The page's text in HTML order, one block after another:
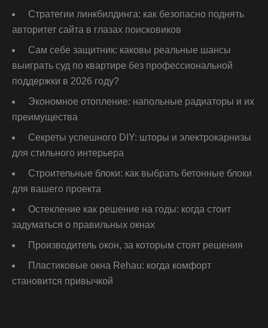
Стратегии линкбилдинга: как безопасно поднять
авторитет сайта в глазах поисковиков
Сам себе защитник: каковы реальные шансы
выиграть суд по квартире без профессиональной
поддержки в 2026 году?
Экономное отопление: напольные радиаторы и их
преимущества
Секреты успешного DIY: шторы и электрокарнизы
для стильного интерьера
Строительные блоки: как выбрать бетонные блоки
для вашего проекта
Остекление как решение на годы: когда стоит
задуматься о правильных окнах
Производитель окон, за которым стоят решения
Пластиковые окна Rehau: когда комфорт
становится привычкой